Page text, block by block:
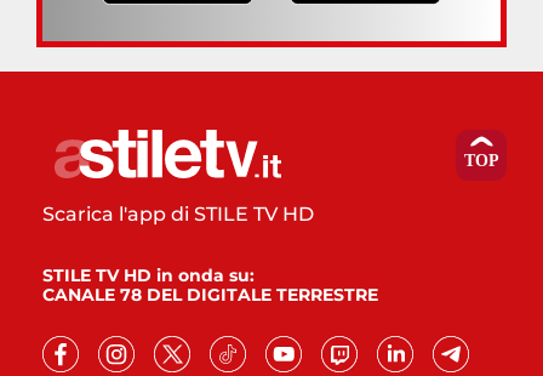
Scarica l'app di STILE TV HD
STILE TV HD in onda su:
CANALE 78 DEL DIGITALE TERRESTRE